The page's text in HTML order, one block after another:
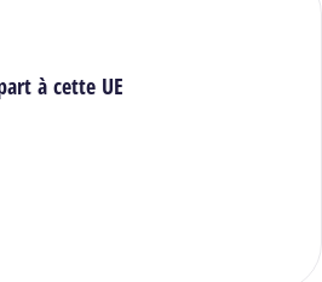
à cette UE